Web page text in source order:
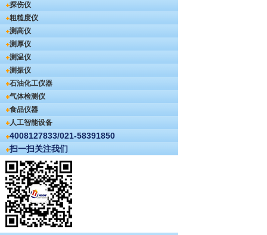
探伤仪
粗糙度仪
测高仪
测厚仪
测温仪
测振仪
石油化工仪器
气体检测仪
食品仪器
人工智能设备
4008127833/021-58391850
扫一扫关注我们